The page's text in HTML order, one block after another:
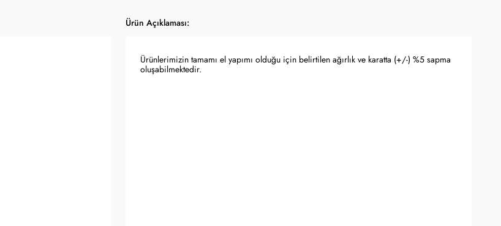
Ürün Açıklaması:
Ürünlerimizin tamamı el yapımı olduğu için belirtilen ağırlık ve karatta (+/-) %5 sapma
oluşabilmektedir.